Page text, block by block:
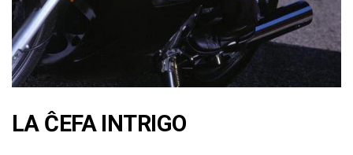
LA ĈEFA INTRIGO